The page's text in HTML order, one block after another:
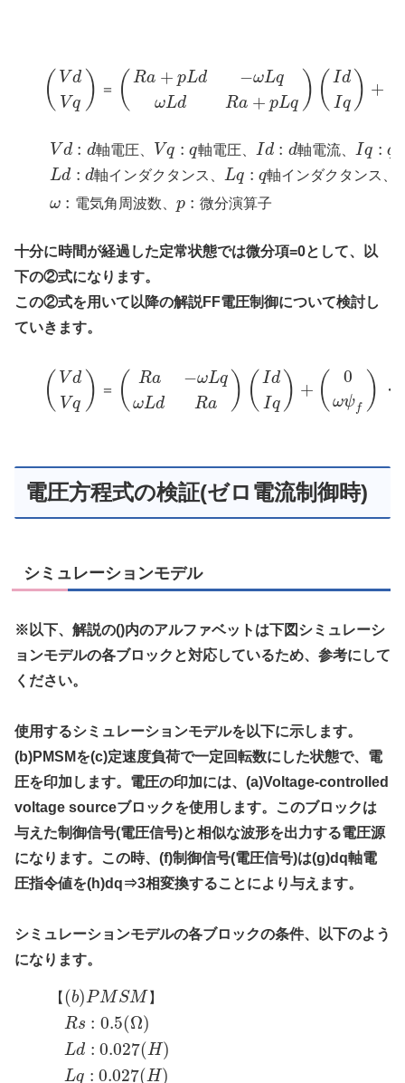
( V d
V q ) ＝ ( Ra + pLd
ωLd
−ωLq
Ra + pLq ) ( Id
Iq ) +
V d : d軸電圧、 V q : q軸電圧、 Id : d軸電流、 Iq : q
Ld : d軸イ ンダク タ ンス Lq : q軸イ ンダク タ ンス
ω : 電気角周波数、 p : 微分演算子
十分に時間が経過した定常状態では微分項=0として、以
下の②式になります。
この②式を用いて以降の解説FF電圧制御について検討し
ていきます。
( V d
V q ) ＝ ( Ra
ωLd
−ωLq
Ra ) ( Id
Iq ) + ( 0
ωψf ) ・
電圧方程式の検証(ゼロ電流制御時)
シミュレーションモデル
※以下、解説の()内のアルファベットは下図シミュレーシ
ョンモデルの各ブロックと対応しているため、参考にして
ください。
使用するシミュレーションモデルを以下に示します。
(b)PMSMを(c)定速度負荷で一定回転数にした状態で、電
圧を印加します。電圧の印加には、(a)Voltage-controlled
voltage sourceブロックを使用します。このブロックは
与えた制御信号(電圧信号)と相似な波形を出力する電圧源
になります。この時、(f)制御信号(電圧信号)は(g)dq軸電
圧指令値を(h)dq⇒3相変換することにより与えます。
シミュレーションモデルの各ブロックの条件、以下のよう
になります。
【 (b)PM SM 】
Rs : 0.5(Ω)
Ld : 0.027(H)
Lq : 0.027(H)